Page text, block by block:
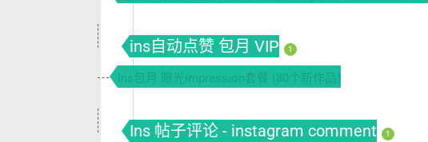
ins自动点赞 包月 VIP 1
Ins包月 曝光impression套餐 (80个新作品)
Ins 帖子评论 - instagram comment 1